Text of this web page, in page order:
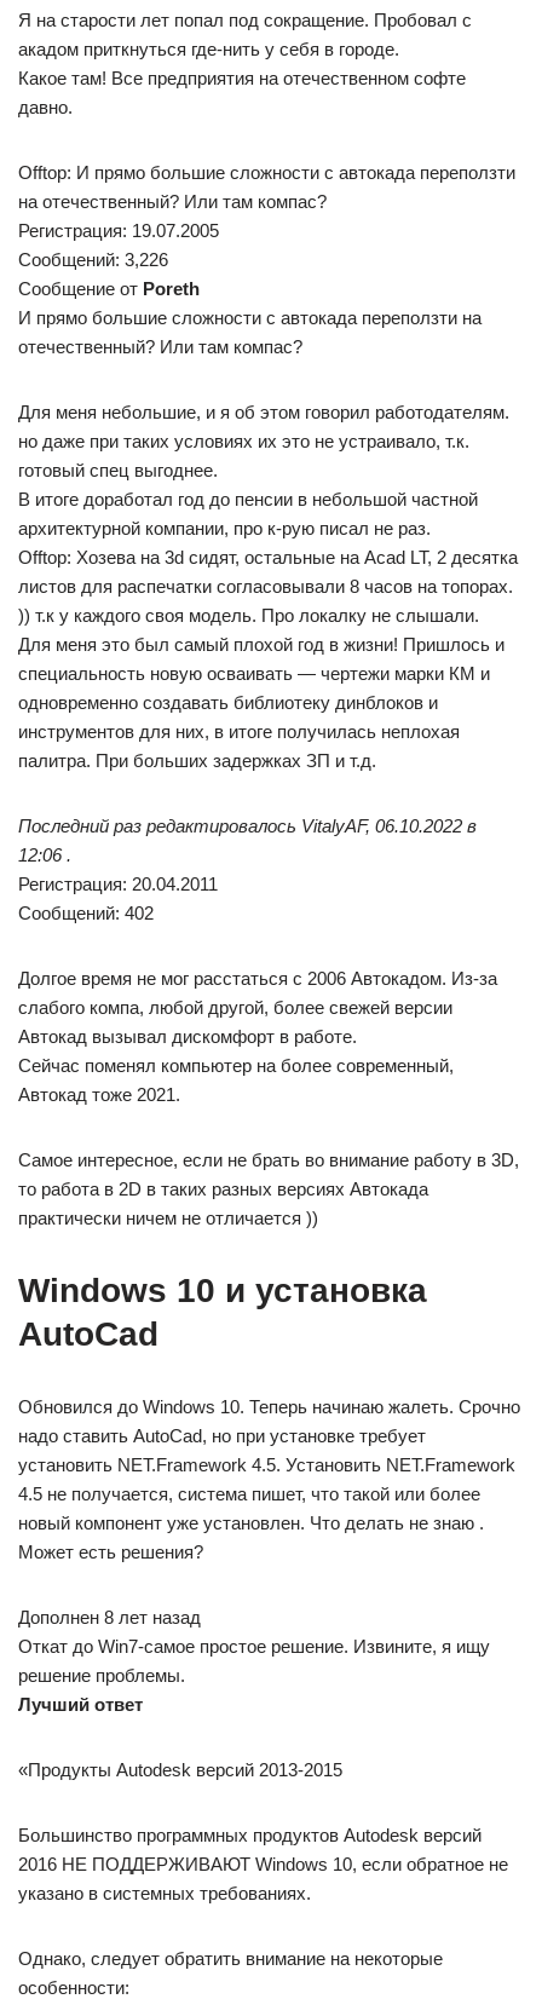
Я на старости лет попал под сокращение. Пробовал с
акадом приткнуться где-нить у себя в городе.
Какое там! Все предприятия на отечественном софте
давно.
Offtop: И прямо большие сложности с автокада переползти
на отечественный? Или там компас?
Регистрация: 19.07.2005
Сообщений: 3,226
Сообщение от Poreth
И прямо большие сложности с автокада переползти на
отечественный? Или там компас?
Для меня небольшие, и я об этом говорил работодателям.
но даже при таких условиях их это не устраивало, т.к.
готовый спец выгоднее.
В итоге доработал год до пенсии в небольшой частной
архитектурной компании, про к-рую писал не раз.
Offtop: Хозева на 3d сидят, остальные на Acad LT, 2 десятка
листов для распечатки согласовывали 8 часов на топорах.
)) т.к у каждого своя модель. Про локалку не слышали.
Для меня это был самый плохой год в жизни! Пришлось и
специальность новую осваивать — чертежи марки КМ и
одновременно создавать библиотеку динблоков и
инструментов для них, в итоге получилась неплохая
палитра. При больших задержках ЗП и т.д.
Последний раз редактировалось VitalyAF, 06.10.2022 в
12:06 .
Регистрация: 20.04.2011
Сообщений: 402
Долгое время не мог расстаться с 2006 Автокадом. Из-за
слабого компа, любой другой, более свежей версии
Автокад вызывал дискомфорт в работе.
Сейчас поменял компьютер на более современный,
Автокад тоже 2021.
Самое интересное, если не брать во внимание работу в 3D,
то работа в 2D в таких разных версиях Автокада
практически ничем не отличается ))
Windows 10 и установка
AutoCad
Обновился до Windows 10. Теперь начинаю жалеть. Срочно
надо ставить AutoCad, но при установке требует
установить NET.Framework 4.5. Установить NET.Framework
4.5 не получается, система пишет, что такой или более
новый компонент уже установлен. Что делать не знаю .
Может есть решения?
Дополнен 8 лет назад
Откат до Win7-самое простое решение. Извините, я ищу
решение проблемы.
Лучший ответ
«Продукты Autodesk версий 2013-2015
Большинство программных продуктов Autodesk версий
2016 НЕ ПОДДЕРЖИВАЮТ Windows 10, если обратное не
указано в системных требованиях.
Однако, следует обратить внимание на некоторые
особенности: